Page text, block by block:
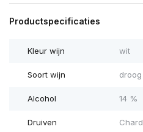
Productspecificaties
Kleur wijn wit
Soort wijn droog
Alcohol 14 %
Druiven